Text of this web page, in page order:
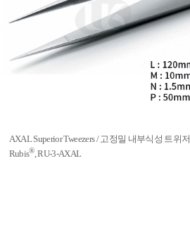
AXAL Superior Tweezers / 고정밀 내부식성 트위저,
Rubis®, RU-3-AXAL